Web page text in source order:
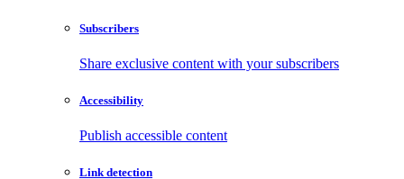
Subscribers
Share exclusive content with your subscribers
Accessibility
Publish accessible content
Link detection